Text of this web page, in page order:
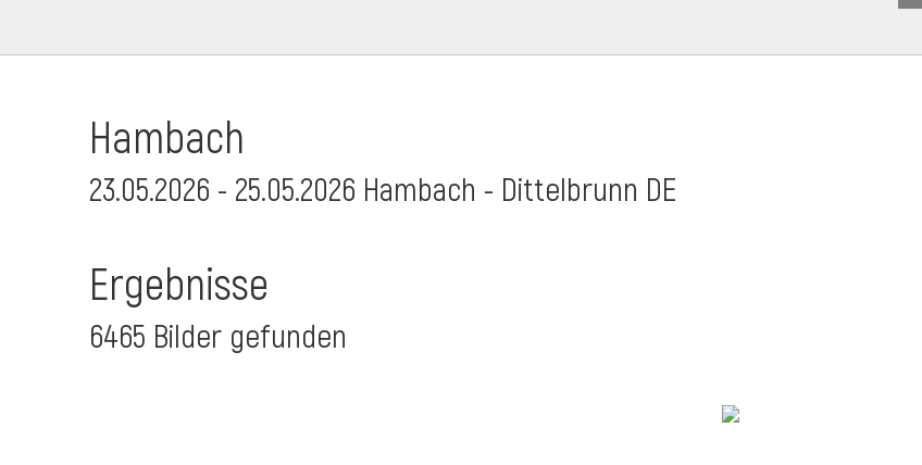
Hambach
23.05.2026 - 25.05.2026 Hambach - Dittelbrunn DE
Ergebnisse
6465 Bilder gefunden